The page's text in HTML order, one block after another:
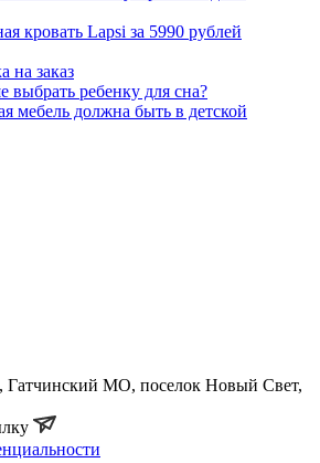
кровать Lapsi за 5990 рублей
на заказ
ребенку для сна?
мебель должна быть в детской
Гатчинский МО, поселок Новый Свет,